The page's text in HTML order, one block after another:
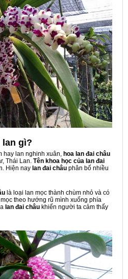
lan gì?
lan nghinh xuân, hoa lan đai châu
Thái Lan. Tên khoa học của lan đai
Hiện nay lan đai châu phân bố nhiều
là loại lan mọc thành chùm nhỏ và có
theo hướng rũ mình xuống phía
lan đai châu khiến người ta cảm thấy